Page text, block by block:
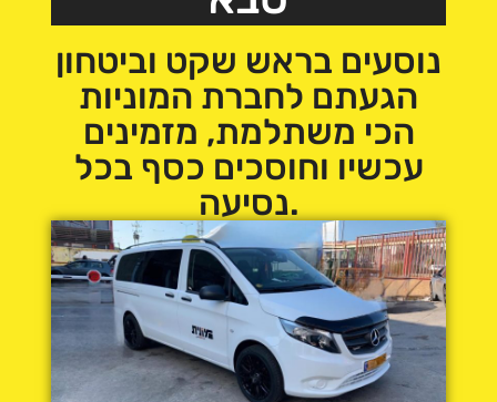
הגעתם לחברת המוניות
הכי משתלמת, מזמינים
עכשיו וחוסכים כסף בכל
נסיעה.